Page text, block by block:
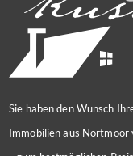
Sie haben den Wunsch
Immobilien aus